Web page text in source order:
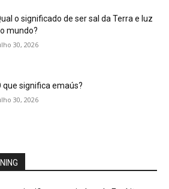
o significado de ser sal da Terra e luz
mundo?
30, 2026
que significa emaús?
30, 2026